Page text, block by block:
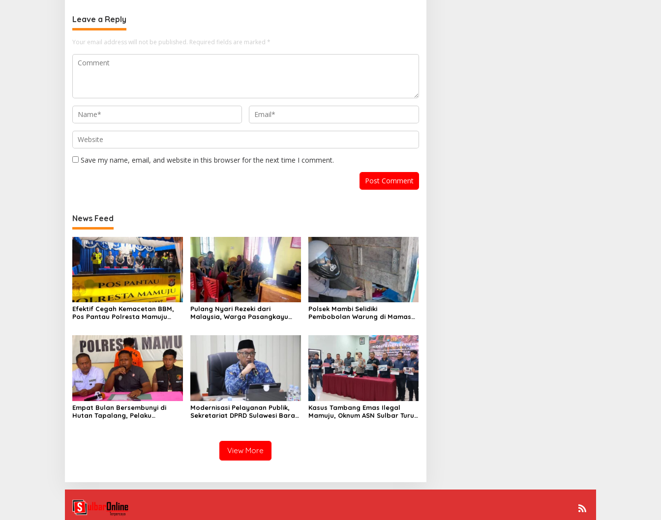
Leave a Reply
Your email address will not be published. Required fields are marked *
Save my name, email, and website in this browser for the next time I comment.
News Feed
Efektif Cegah Kemacetan BBM,
Pos Pantau Polresta Mamuju
Pulang Nyari Rezeki dari
Malaysia, Warga Pasangkayu
Polsek Mambi Selidiki
Pembobolan Warung di Mamasa,
Empat Bulan Bersembunyi di
Hutan Tapalang, Pelaku
Modernisasi Pelayanan Publik,
Sekretariat DPRD Sulawesi Barat
Kasus Tambang Emas Ilegal
Mamuju, Oknum ASN Sulbar Turut
View More